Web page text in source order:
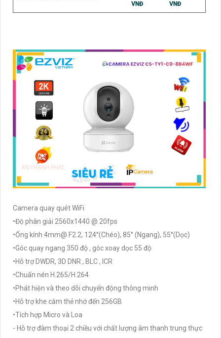
VNĐ
VNĐ
Camera quay quét WiFi
•Độ phân giải 2560x1440 @ 20fps
•Ống kính 4mm@ F2.2, 124°(Chéo), 85° (Ngang), 55°(Dọc)
•Góc quay ngang 350 độ , góc xoay dọc 55 độ
•Hỗ trợ DWDR, 3D DNR , BLC , ICR
•Chuấn nén H.265/H.264
•Phát hiện và theo dõi chuyển động thông minh
•Hỗ trợ khe cắm thẻ nhớ đến 256GB
•Tích hợp Micro và Loa
- Hỗ trợ đàm thoại 2 chiều với chất lượng âm thanh trung thực